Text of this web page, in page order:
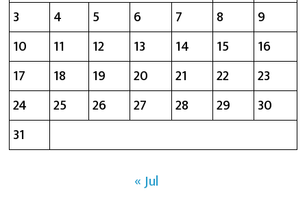
3
4 5 6 7 8
9
10
11 12 13 14 15
16
17
18 19 20 21 22
23
24
25 26 27 28 29
30
31
« Jul